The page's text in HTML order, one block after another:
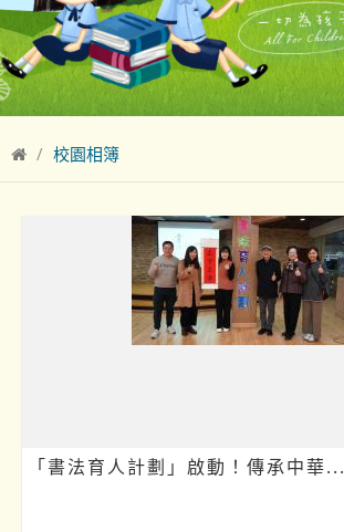
校園相簿
「書法育人計劃」啟動！傳承中華...